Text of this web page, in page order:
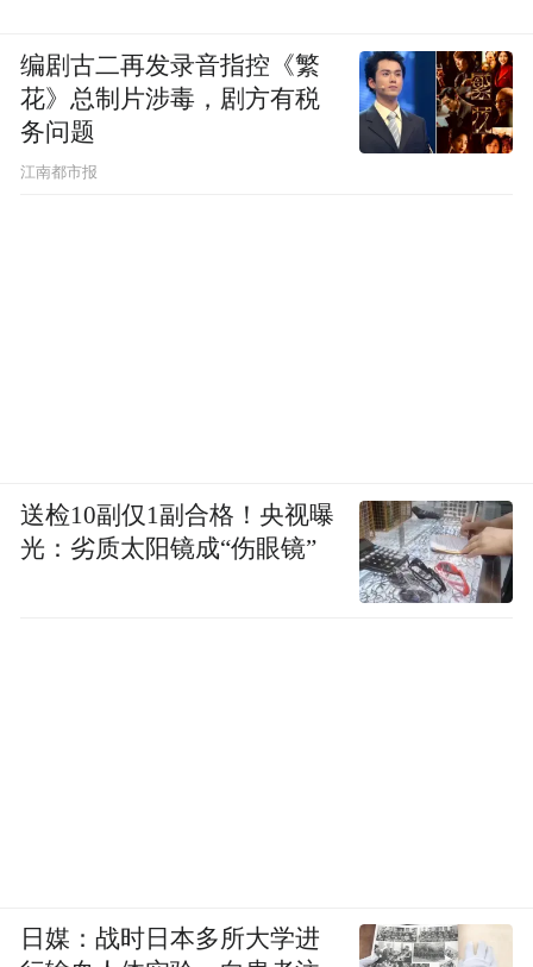
编剧古二再发录音指控《繁
花》总制片涉毒，剧方有税
务问题
江南都市报
送检10副仅1副合格！央视曝
光：劣质太阳镜成“伤眼镜”
日媒：战时日本多所大学进